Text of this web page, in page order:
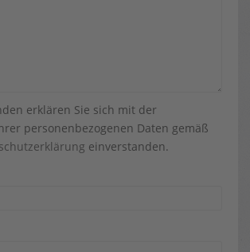
erklären Sie sich mit der
personenbezogenen Daten gemäß
einverstanden.